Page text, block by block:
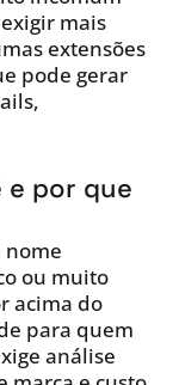
mais
extensões
pode gerar
e por que
nome
ou muito
acima do
para quem
análise